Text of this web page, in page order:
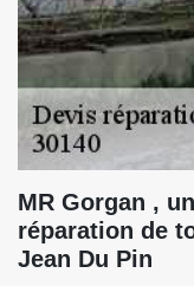
MR Gorgan ,
réparation de
Jean Du Pin